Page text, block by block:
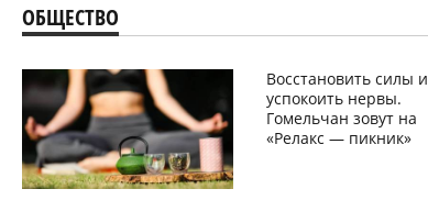
ОБЩЕСТВО
Восстановить силы и
успокоить нервы.
Гомельчан зовут на
«Релакс — пикник»